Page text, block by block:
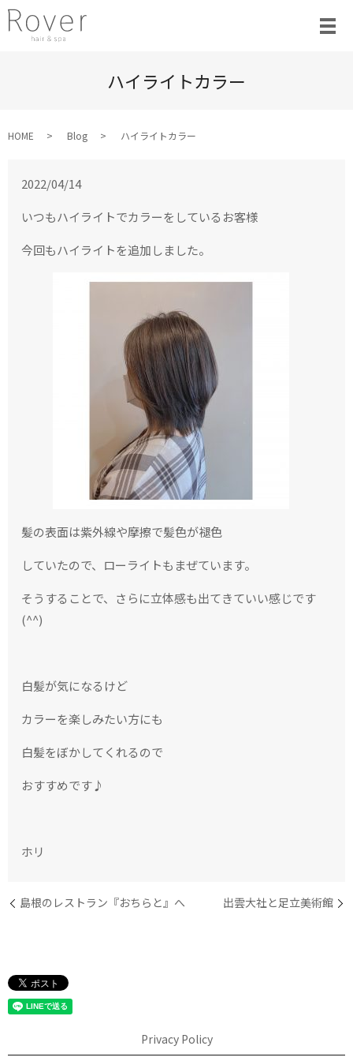
ハイライトカラー
HOME Blog ハイライトカラー
2022/04/14
いつもハイライトでカラーをしているお客様
今回もハイライトを追加しました。
髪の表面は紫外線や摩擦で髪色が褪色
していたので、ローライトもまぜています。
そうすることで、さらに立体感も出てきていい感じです
(^^)
白髪が気になるけど
カラーを楽しみたい方にも
白髪をぼかしてくれるので
おすすめです♪
ホリ
島根のレストラン『おちらと』へ 出雲大社と足立美術館
Privacy Policy